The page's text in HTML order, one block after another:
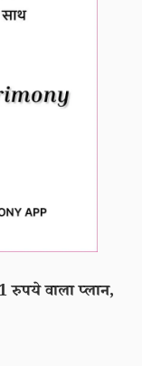
वाला प्लान,